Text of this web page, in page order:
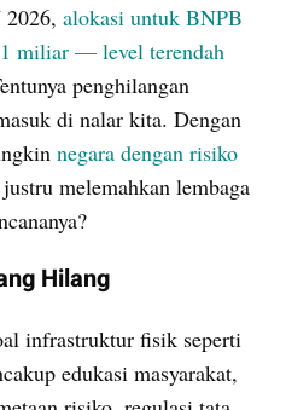
alokasi untuk BNPB
miliar — level terendah
penghilangan
di nalar kita. Dengan
negara dengan risiko
justru melemahkan lembaga
Hilang
infrastruktur fisik seperti
edukasi masyarakat,